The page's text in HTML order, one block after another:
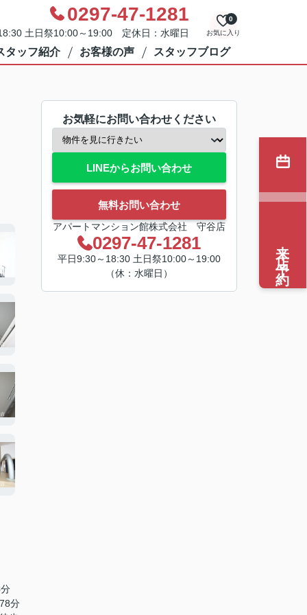
0297-47-1281
土日祭10:00～19:00 定休日：水曜日 お気に入り
0
タッフ紹介 お客様の声 スタッフブログ
分
お気軽にお問い合わせください
LINEからお問い合わせ
無料お問い合わせ
アパートマンション館株式会社 守谷店
0297-47-1281
平日9:30～18:30 土日祭10:00～19:00
（休：水曜日）
来店予約